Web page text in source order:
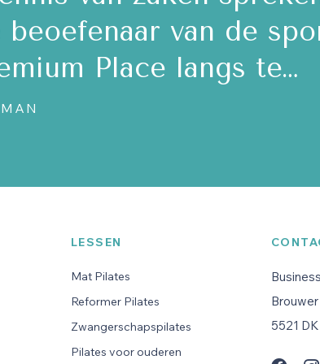
van de
Place langs te…
LESSEN
Mat Pilates
Reformer Pilates
Zwangerschapspilates
Pilates voor ouderen
Brouwer
5521